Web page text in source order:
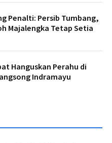
Penalti: Persib Tumbang,
Majalengka Tetap Setia
Hanguskan Perahu di
Indramayu